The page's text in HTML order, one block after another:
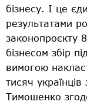
бізнесу. І це
результатами
законопроєкту
бізнесом збір
вимогою
тисяч
Тимошенко